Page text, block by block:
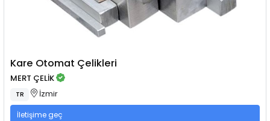
Kare Otomat Çelikleri
MERT ÇELİK
TR İzmir
İletişime geç